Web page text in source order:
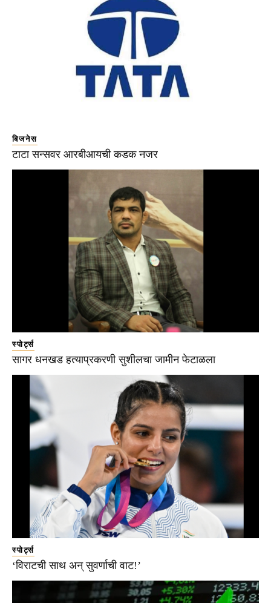
बिजनेस
टाटा सन्सवर आरबीआयची कडक नजर
स्पोर्ट्स
सागर धनखड हत्याप्रकरणी सुशीलचा जामीन फेटाळला
स्पोर्ट्स
‘विराटची साथ अन् सुवर्णाची वाट!’